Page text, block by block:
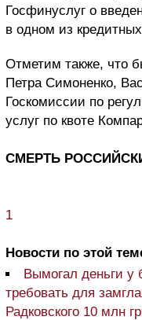
Госфинуслуг о
в одном из
Отметим также, что
Петра Симоненко,
Госкомиссии по
услуг по квоте
СМЕРТЬ
1
Новости по этой
Вымогал деньги у
требовать для
Радковского 10 млн